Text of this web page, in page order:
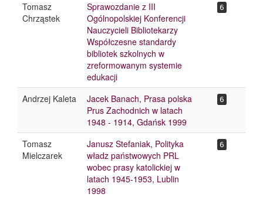
Tomasz
Chrząstek
Sprawozdanie z III
Ogólnopolskiej Konferencji
Nauczycieli Bibliotekarzy
Współczesne standardy
bibliotek szkolnych w
zreformowanym systemie
edukacji
6
Andrzej Kaleta
Jacek Banach, Prasa polska
Prus Zachodnich w latach
1948 - 1914, Gdańsk 1999
6
Tomasz
Mielczarek
Janusz Stefaniak, Polityka
władz państwowych PRL
wobec prasy katolickiej w
latach 1945-1953, Lublin
1998
6